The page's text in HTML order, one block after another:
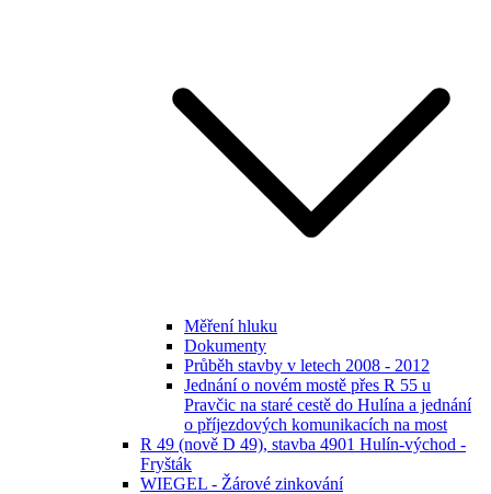
Měření hluku
Dokumenty
Průběh stavby v letech 2008 - 2012
Jednání o novém mostě přes R 55 u
Pravčic na staré cestě do Hulína a jednání
o příjezdových komunikacích na most
R 49 (nově D 49), stavba 4901 Hulín-východ -
Fryšták
WIEGEL - Žárové zinkování